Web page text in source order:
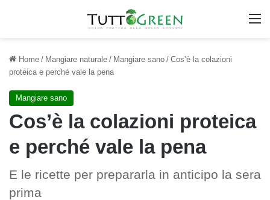
Home / Mangiare naturale / Mangiare sano / Cos’è la colazioni
proteica e perché vale la pena
Mangiare sano
Cos’è la colazioni proteica
e perché vale la pena
E le ricette per prepararla in anticipo la sera
prima